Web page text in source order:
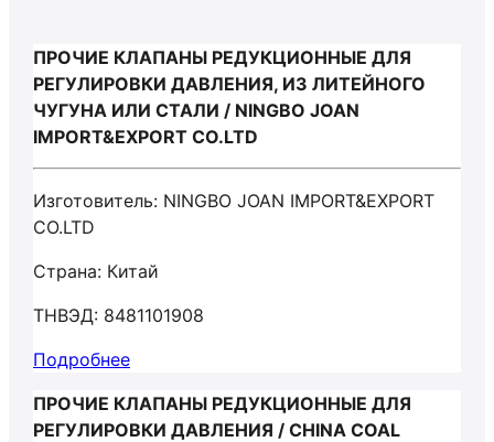
ПРОЧИЕ КЛАПАНЫ РЕДУКЦИОННЫЕ ДЛЯ
РЕГУЛИРОВКИ ДАВЛЕНИЯ, ИЗ ЛИТЕЙНОГО
ЧУГУНА ИЛИ СТАЛИ / NINGBO JOAN
IMPORT&EXPORT CO.LTD
Изготовитель: NINGBO JOAN IMPORT&EXPORT
CO.LTD
Страна: Китай
ТНВЭД: 8481101908
Подробнее
ПРОЧИЕ КЛАПАНЫ РЕДУКЦИОННЫЕ ДЛЯ
РЕГУЛИРОВКИ ДАВЛЕНИЯ / CHINA COAL